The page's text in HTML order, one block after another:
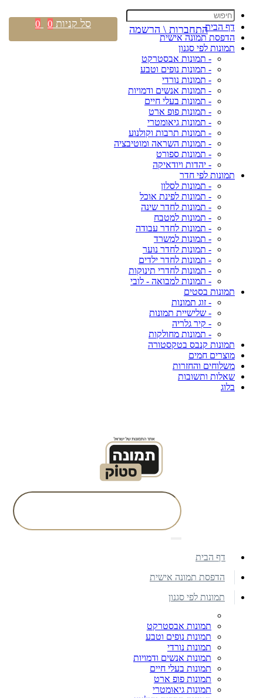
דף הבית
הדפסת תמונה אישית
תמונות לפי סגנון
- תמונות אבסטרקט
- תמונות נופים וטבע
- תמונות נורדי
- תמונות אנשים ודמויות
- תמונות בעלי חיים
- תמונות פופ ארט
- תמונות גיאומטרי
- תמונות תרבות וקולנוע
- תמונות השראה ומוטיבציה
- תמונות ספורט
- יהדות ויודאיקה
תמונות לפי חדר
- תמונות לסלון
- תמונות לפינת אוכל
- תמונות לחדר שינה
- תמונות למטבח
- תמונות לחדר עבודה
- תמונות למשרד
- תמונות לחדר נוער
- תמונות לחדר ילדים
- תמונות לחדרי תינוקות
- תמונות למבואה - לובי
תמונות בסטים
- זוג תמונות
- שלישיית תמונות
- קיר גלריה
- תמונות מחולקות
תמונות קנבס בטקסטורה
מוצרים חמים
משלוחים והחזרות
שאלות ותשובות
בלוג
התחברות \ הרשמה סל קניות 0
0
דף הבית
הדפסת תמונה אישית
תמונות לפי סגנון
תמונות אבסטרקט
תמונות נופים וטבע
תמונות נורדי
תמונות אנשים ודמויות
תמונות בעלי חיים
תמונות פופ ארט
תמונות גיאומטרי